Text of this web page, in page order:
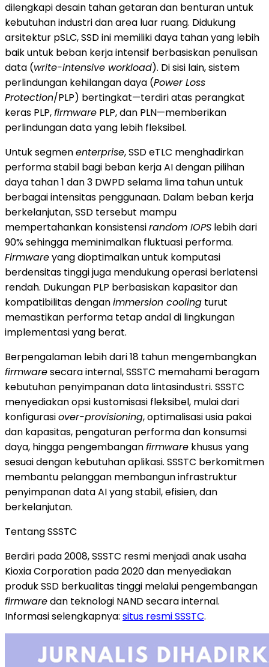
dilengkapi desain tahan getaran dan benturan untuk
kebutuhan industri dan area luar ruang. Didukung
arsitektur pSLC, SSD ini memiliki daya tahan yang lebih
baik untuk beban kerja intensif berbasiskan penulisan
data (write-intensive workload). Di sisi lain, sistem
perlindungan kehilangan daya (Power Loss
Protection/PLP) bertingkat—terdiri atas perangkat
keras PLP,firmware PLP, dan PLN—memberikan
perlindungan data yang lebih fleksibel.
Untuk segmenenterprise, SSD eTLC menghadirkan
performa stabil bagi beban kerja AI dengan pilihan
daya tahan 1 dan 3 DWPD selama lima tahun untuk
berbagai intensitas penggunaan. Dalam beban kerja
berkelanjutan, SSD tersebut mampu
mempertahankan konsistensirandom IOPS lebih dari
90% sehingga meminimalkan fluktuasi performa.
Firmwareyang dioptimalkan untuk komputasi
berdensitas tinggi juga mendukung operasi berlatensi
rendah. Dukungan PLP berbasiskan kapasitor dan
kompatibilitas denganimmersion cooling turut
memastikan performa tetap andal di lingkungan
implementasi yang berat.
Berpengalaman lebih dari 18 tahun mengembangkan
firmwaresecara internal, SSSTC memahami beragam
kebutuhan penyimpanan data lintasindustri. SSSTC
menyediakan opsi kustomisasi fleksibel, mulai dari
konfigurasiover-provisioning, optimalisasi usia pakai
dan kapasitas, pengaturan performa dan konsumsi
daya, hingga pengembanganfirmware khusus yang
sesuai dengan kebutuhan aplikasi. SSSTC berkomitmen
membantu pelanggan membangun infrastruktur
penyimpanan data AI yang stabil, efisien, dan
berkelanjutan.
Tentang SSSTC
Berdiri pada 2008, SSSTC resmi menjadi anak usaha
Kioxia Corporation pada 2020 dan menyediakan
produk SSD berkualitas tinggi melalui pengembangan
firmwaredan teknologi NAND secara internal.
Informasi selengkapnya: situs resmi SSSTC.